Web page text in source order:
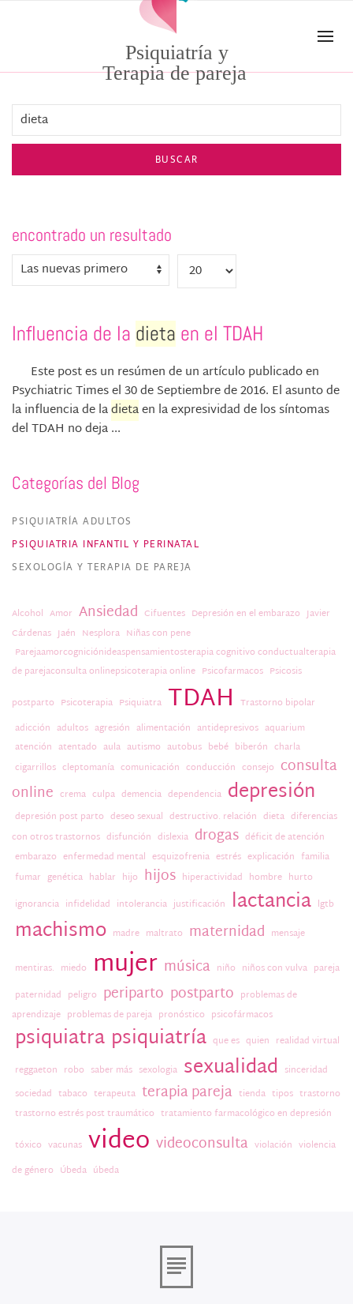
Skip to main contentPsiquiatría y
Terapia de pareja
BUSCAR
encontrado un resultado
Influencia de la dieta en el TDAH
Este post es un resúmen de un artículo publicado en
Psychiatric Times el 30 de Septiembre de 2016. El asunto de
la influencia de ladietaen la expresividad de los síntomas
del TDAH no deja ...
Categorías del Blog
PSIQUIATRÍA ADULTOS
PSIQUIATRIA INFANTIL Y PERINATAL
SEXOLOGÍA Y TERAPIA DE PAREJA
Alcohol Amor Ansiedad Cifuentes Depresión en el embarazo Javier
Cárdenas Jaén Nesplora Niñas con pene
Parejaamorcogniciónideaspensamientosterapia cognitivo conductualterapia
de parejaconsulta onlinepsicoterapia online Psicofarmacos Psicosis
postparto Psicoterapia Psiquiatra TDAH Trastorno bipolar
adicción adultos agresión alimentación antidepresivos aquarium
atención atentado aula autismo autobus bebé biberón charla
cigarrillos cleptomanía comunicación conducción consejo consulta
online crema culpa demencia dependencia depresión
depresión post parto deseo sexual destructivo. relación dieta diferencias
con otros trastornos disfunción dislexia drogas déficit de atención
embarazo enfermedad mental esquizofrenia estrés explicación familia
fumar genética hablar hijo hijos hiperactividad hombre hurto
ignorancia infidelidad intolerancia justificación lactancia lgtb
machismo madre maltrato maternidad mensaje
mentiras. miedo mujer música niño niños con vulva pareja
paternidad peligro periparto postparto problemas de
aprendizaje problemas de pareja pronóstico psicofármacos
psiquiatra psiquiatría que es quien realidad virtual
reggaeton robo saber más sexologia sexualidad sinceridad
sociedad tabaco terapeuta terapia pareja tienda tipos trastorno
trastorno estrés post traumático tratamiento farmacológico en depresión
tóxico vacunas video videoconsulta violación violencia
de género Úbeda úbeda